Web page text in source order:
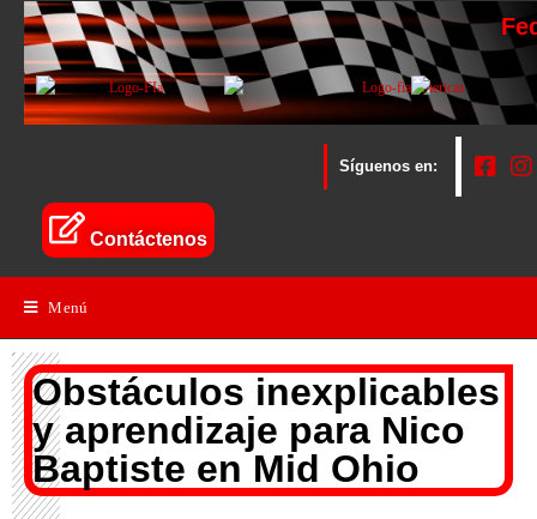
Síguenos en:
Contáctenos
Menú
Obstáculos inexplicables
y aprendizaje para Nico
Baptiste en Mid Ohio